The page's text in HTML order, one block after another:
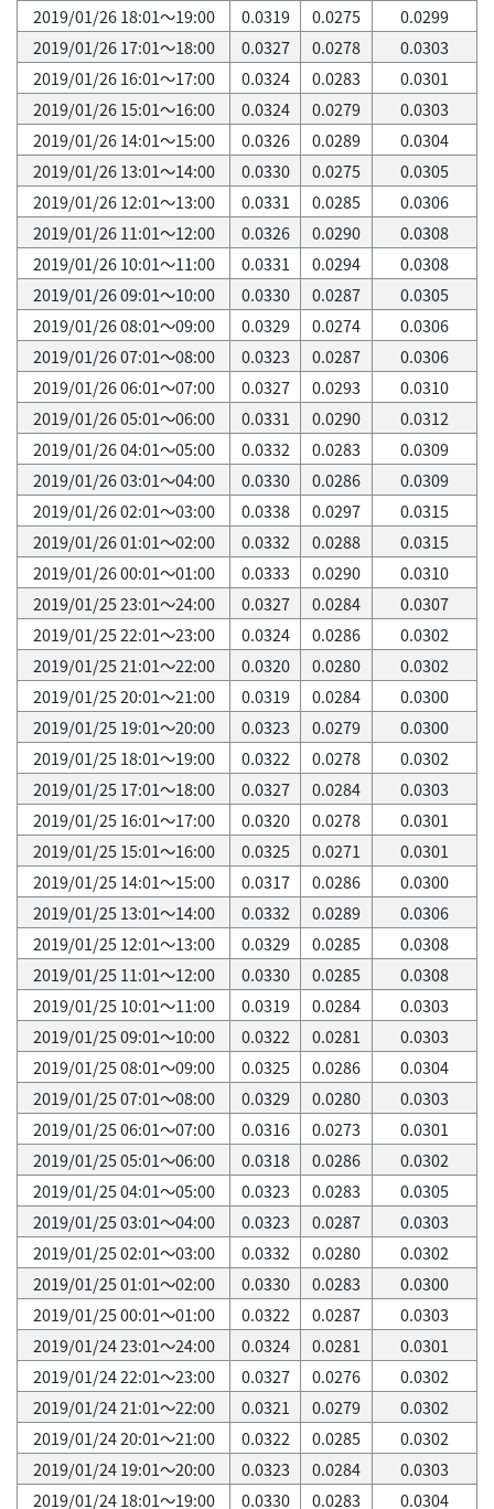
2019/01/26 18:01～19:00
0.0319 0.0275
0.0299
2019/01/26 17:01～18:00
0.0327 0.0278
0.0303
2019/01/26 16:01～17:00
0.0324 0.0283
0.0301
2019/01/26 15:01～16:00
0.0324 0.0279
0.0303
2019/01/26 14:01～15:00
0.0326 0.0289
0.0304
2019/01/26 13:01～14:00
0.0330 0.0275
0.0305
2019/01/26 12:01～13:00
0.0331 0.0285
0.0306
2019/01/26 11:01～12:00
0.0326 0.0290
0.0308
2019/01/26 10:01～11:00
0.0331 0.0294
0.0308
2019/01/26 09:01～10:00
0.0330 0.0287
0.0305
2019/01/26 08:01～09:00
0.0329 0.0274
0.0306
2019/01/26 07:01～08:00
0.0323 0.0287
0.0306
2019/01/26 06:01～07:00
0.0327 0.0293
0.0310
2019/01/26 05:01～06:00
0.0331 0.0290
0.0312
2019/01/26 04:01～05:00
0.0332 0.0283
0.0309
2019/01/26 03:01～04:00
0.0330 0.0286
0.0309
2019/01/26 02:01～03:00
0.0338 0.0297
0.0315
2019/01/26 01:01～02:00
0.0332 0.0288
0.0315
2019/01/26 00:01～01:00
0.0333 0.0290
0.0310
2019/01/25 23:01～24:00
0.0327 0.0284
0.0307
2019/01/25 22:01～23:00
0.0324 0.0286
0.0302
2019/01/25 21:01～22:00
0.0320 0.0280
0.0302
2019/01/25 20:01～21:00
0.0319 0.0284
0.0300
2019/01/25 19:01～20:00
0.0323 0.0279
0.0300
2019/01/25 18:01～19:00
0.0322 0.0278
0.0302
2019/01/25 17:01～18:00
0.0327 0.0284
0.0303
2019/01/25 16:01～17:00
0.0320 0.0278
0.0301
2019/01/25 15:01～16:00
0.0325 0.0271
0.0301
2019/01/25 14:01～15:00
0.0317 0.0286
0.0300
2019/01/25 13:01～14:00
0.0332 0.0289
0.0306
2019/01/25 12:01～13:00
0.0329 0.0285
0.0308
2019/01/25 11:01～12:00
0.0330 0.0285
0.0308
2019/01/25 10:01～11:00
0.0319 0.0284
0.0303
2019/01/25 09:01～10:00
0.0322 0.0281
0.0303
2019/01/25 08:01～09:00
0.0325 0.0286
0.0304
2019/01/25 07:01～08:00
0.0329 0.0280
0.0303
2019/01/25 06:01～07:00
0.0316 0.0273
0.0301
2019/01/25 05:01～06:00
0.0318 0.0286
0.0302
2019/01/25 04:01～05:00
0.0323 0.0283
0.0305
2019/01/25 03:01～04:00
0.0323 0.0287
0.0303
2019/01/25 02:01～03:00
0.0332 0.0280
0.0302
2019/01/25 01:01～02:00
0.0330 0.0283
0.0300
2019/01/25 00:01～01:00
0.0322 0.0287
0.0303
2019/01/24 23:01～24:00
0.0324 0.0281
0.0301
2019/01/24 22:01～23:00
0.0327 0.0276
0.0302
2019/01/24 21:01～22:00
0.0321 0.0279
0.0302
2019/01/24 20:01～21:00
0.0322 0.0285
0.0302
2019/01/24 19:01～20:00
0.0323 0.0284
0.0303
2019/01/24 18:01～19:00
0.0330 0.0283 0.0304